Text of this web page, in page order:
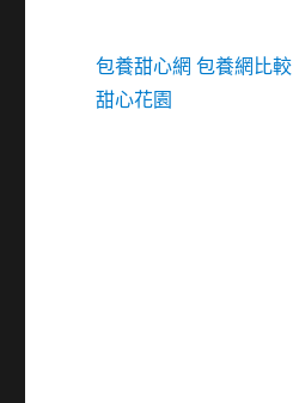
包養甜心網 包養網比較
甜心花園